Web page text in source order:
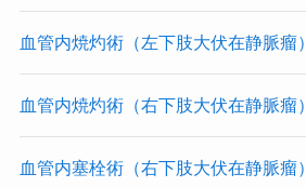
血管内焼灼術（左下肢大伏在静脈瘤）
血管内焼灼術（右下肢大伏在静脈瘤）
血管内塞栓術（右下肢大伏在静脈瘤）